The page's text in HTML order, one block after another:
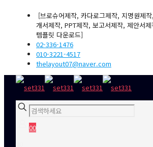
[브로슈어제작, 카다로그제작, 지명원제
개서제작, PPT제작, 보고서제작, 제안서
템플릿 다운로드]
02-336-1476
010-3221-4517
thelayout07@naver.com
00